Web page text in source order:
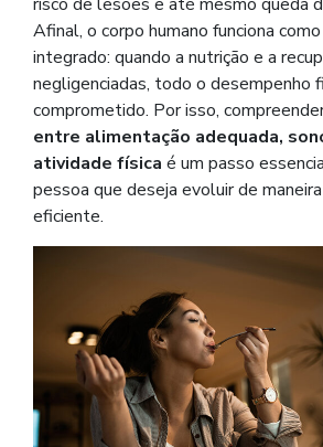
Afinal, o corpo humano funciona
integrado: quando a nutrição e a
negligenciadas, todo o desempenho
comprometido. Por isso,
entre alimentação adequada,
atividade física é um passo
pessoa que deseja evoluir de
eficiente.